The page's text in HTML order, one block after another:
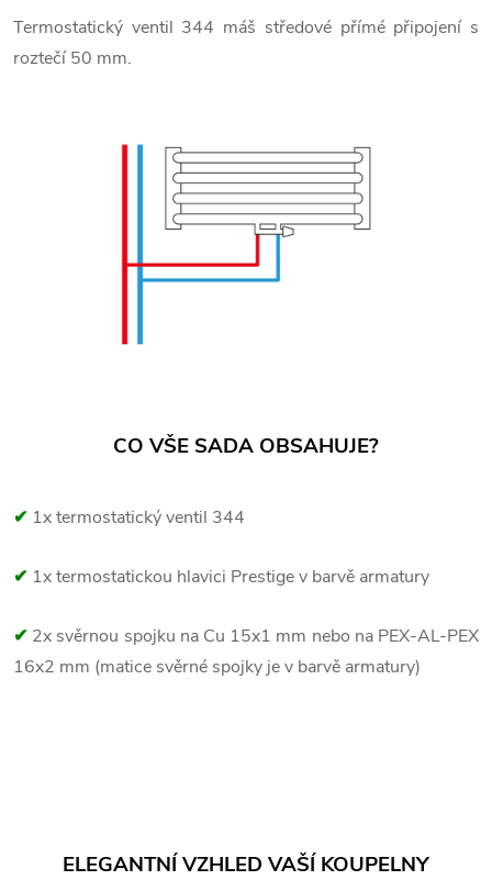
Termostatický ventil 344 máš středové přímé připojení s
roztečí 50 mm.
CO VŠE SADA OBSAHUJE?
✔ 1x termostatický ventil 344
✔ 1x termostatickou hlavici Prestige v barvě armatury
✔ 2x svěrnou spojku na Cu 15x1 mm nebo na PEX-AL-PEX
16x2 mm (matice svěrné spojky je v barvě armatury)
ELEGANTNÍ VZHLED VAŠÍ KOUPELNY